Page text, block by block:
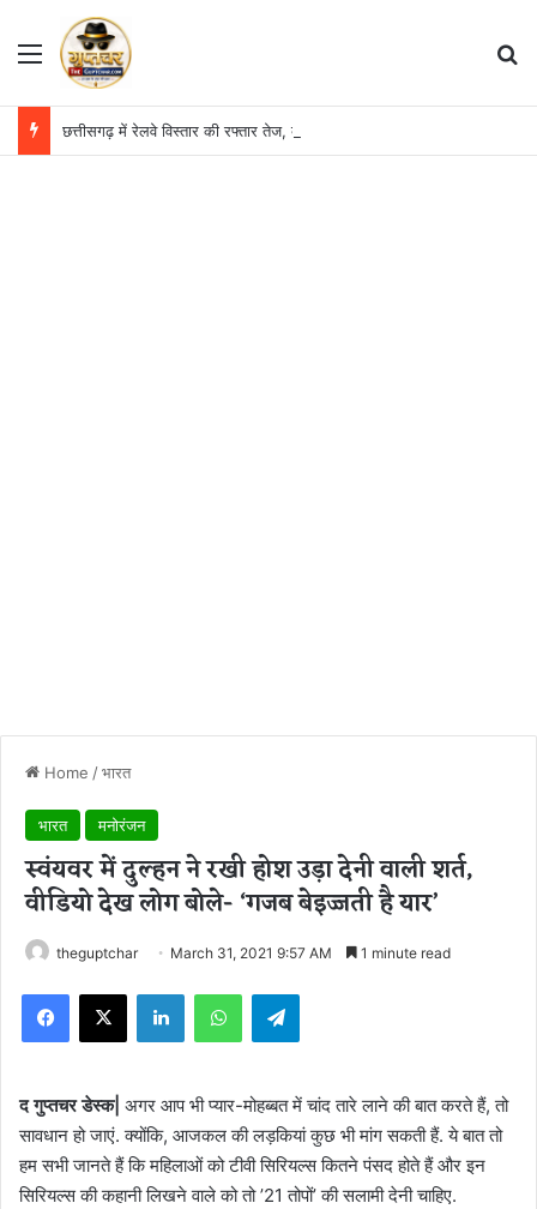
Menu
Home /भारत
भारत मनोरंजन
स्वंयवर में दुल्हन ने रखी होश उड़ा देनी वाली शर्त,
वीडियो देख लोग बोले- ‘गजब बेइज्जती है यार’
theguptchar March 31, 2021 9:57 AM 1 minute read
द गुप्तचर डेस्क| अगर आप भी प्यार-मोहब्बत में चांद तारे लाने की बात करते हैं, तो
सावधान हो जाएं. क्योंकि, आजकल की लड़कियां कुछ भी मांग सकती हैं. ये बात तो
हम सभी जानते हैं कि महिलाओं को टीवी सिरियल्स कितने पंसद होते हैं और इन
सिरियल्स की कहानी लिखने वाले को तो ’21 तोपों’ की सलामी देनी चाहिए.